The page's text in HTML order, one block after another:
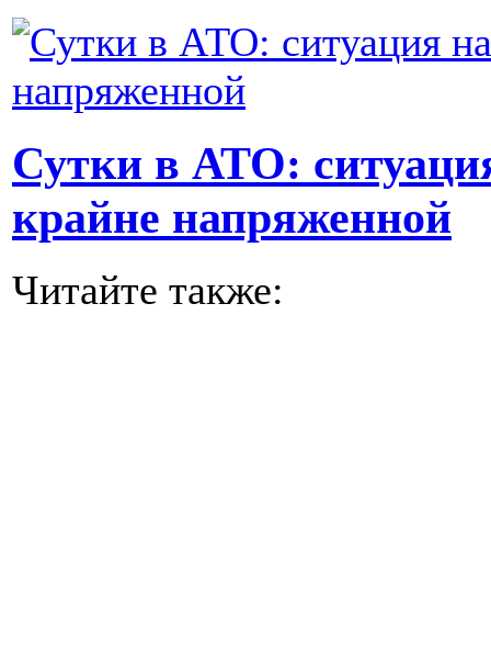
Сутки в АТО:
крайне напряженной
Читайте также: